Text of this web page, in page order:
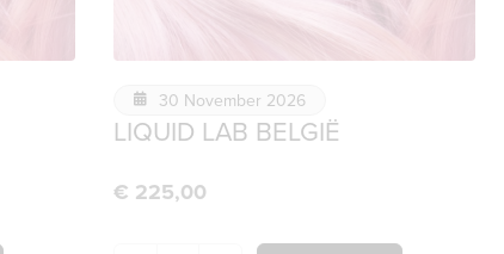
30 November 2026
LIQUID LAB BELGIË
€ 225,00